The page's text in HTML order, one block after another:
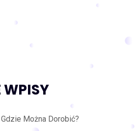
WPISY
Można Dorobić?